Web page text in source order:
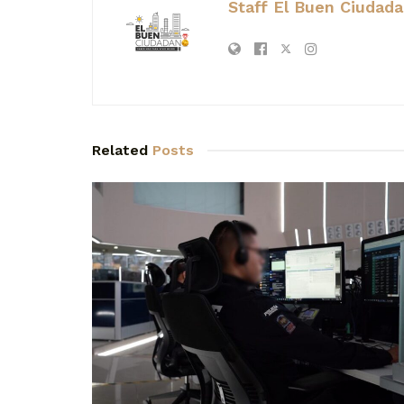
Staff El Buen
Related Posts